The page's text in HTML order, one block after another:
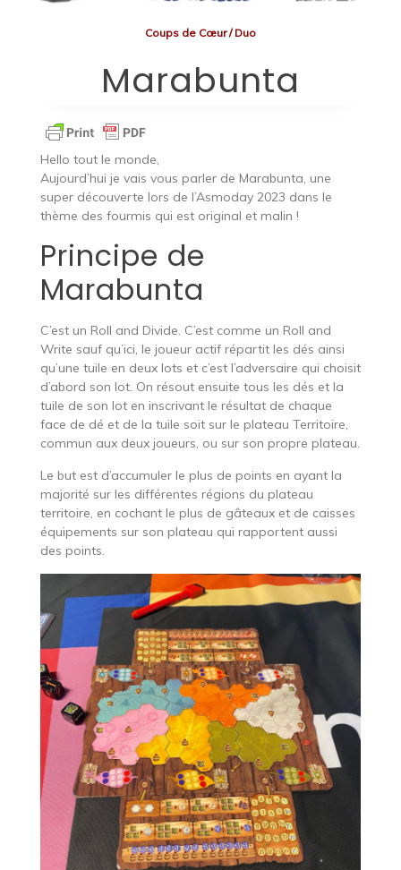
Coups de Cœur/Duo
Marabunta
Hello tout le monde,
Aujourd’hui je vais vous parler de Marabunta, une
super découverte lors de l’Asmoday 2023 dans le
thème des fourmis qui est original et malin !
Principe de
Marabunta
C’est un Roll and Divide. C’est comme un Roll and
Write sauf qu’ici, le joueur actif répartit les dés ainsi
qu’une tuile en deux lots et c’est l’adversaire qui choisit
d’abord son lot. On résout ensuite tous les dés et la
tuile de son lot en inscrivant le résultat de chaque
face de dé et de la tuile soit sur le plateau Territoire,
commun aux deux joueurs, ou sur son propre plateau.
Le but est d’accumuler le plus de points en ayant la
majorité sur les différentes régions du plateau
territoire, en cochant le plus de gâteaux et de caisses
équipements sur son plateau qui rapportent aussi
des points.